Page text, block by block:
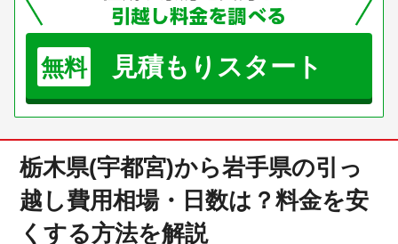
無料 見積もりスタート
栃木県(宇都宮)から岩手県の引っ
越し費用相場・日数は？料金を安
くする方法を解説